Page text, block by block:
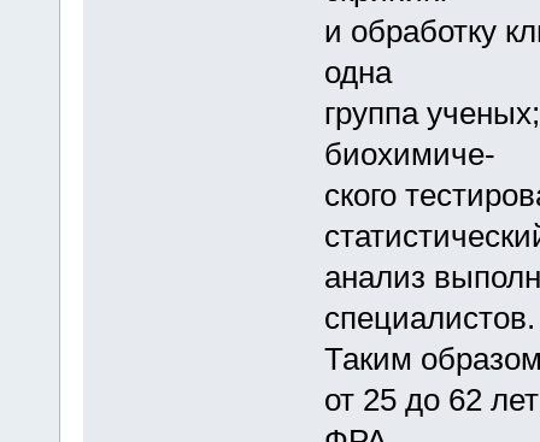
и обработку
одна
группа
биохимиче-
ского
анализ
специалистов.
Таким
от 25 до 62